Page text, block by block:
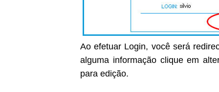
Ao efetuar Login, você será
alguma informação clique em
para edição.